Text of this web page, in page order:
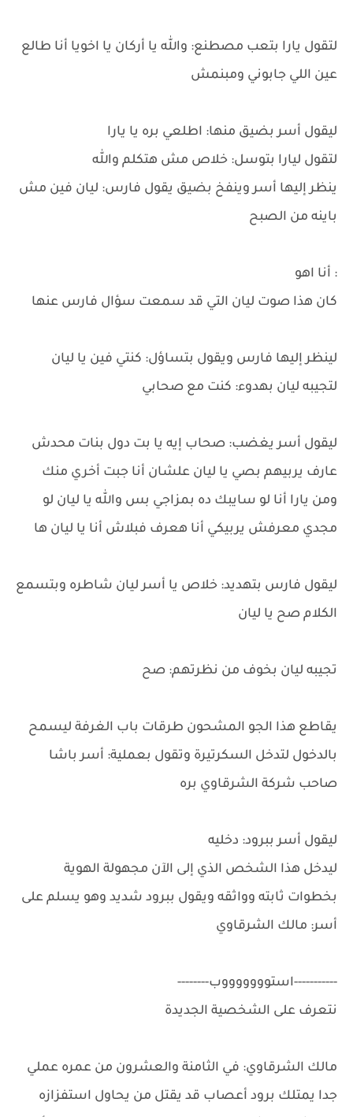
لتقول يارا بتعب مصطنع: والله يا أركان يا اخويا أنا طالع
عين اللي جابوني ومبنمش
ليقول أسر بضيق منها: اطلعي بره يا يارا
لتقول ليارا بتوسل: خلاص مش هتكلم والله
ينظر إليها أسر وينفخ بضيق يقول فارس: ليان فين مش
باينه من الصبح
: أنا اهو
كان هذا صوت ليان التي قد سمعت سؤال فارس عنها
لينظر إليها فارس ويقول بتساؤل: كنتي فين يا ليان
لتجيبه ليان بهدوء: كنت مع صحابي
ليقول أسر يغضب: صحاب إيه يا بت دول بنات محدش
عارف يربيهم بصي يا ليان علشان أنا جبت أخري منك
ومن يارا أنا لو سايبك ده بمزاجي بس والله يا ليان لو
مجدي معرفش يربيكي أنا هعرف فبلاش أنا يا ليان ها
ليقول فارس بتهديد: خلاص يا أسر ليان شاطره وبتسمع
الكلام صح يا ليان
تجيبه ليان بخوف من نظرتهم: صح
يقاطع هذا الجو المشحون طرقات باب الغرفة ليسمح
بالدخول لتدخل السكرتيرة وتقول بعملية: أسر باشا
صاحب شركة الشرقاوي بره
ليقول أسر ببرود: دخليه
ليدخل هذا الشخص الذي إلى الآن مجهولة الهوية
بخطوات ثابته وواثقه ويقول ببرود شديد وهو يسلم على
أسر: مالك الشرقاوي
-----------استوووووووب--------
نتعرف على الشخصية الجديدة
مالك الشرقاوي: في الثامنة والعشرون من عمره عملي
جدا يمتلك برود أعصاب قد يقتل من يحاول استفزازه